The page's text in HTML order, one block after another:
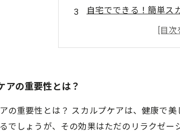
自宅でできる！簡単ス
施術プロが教える！サ
最新トレンド：スカル
アの重要性とは？
の重要性とは？ スカルプケアは、健康で
でしょうが、その効果はただのリラクゼ